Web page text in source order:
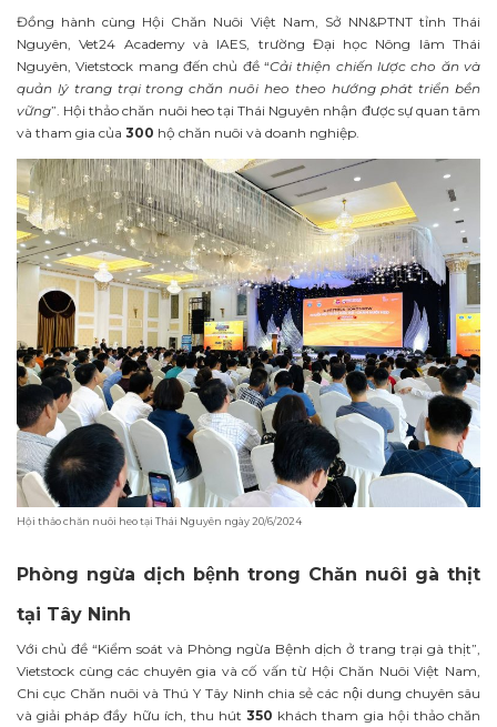
Đồng hành cùng Hội Chăn Nuôi Việt Nam, Sở NN&PTNT tỉnh Thái
Nguyên, Vet24 Academy và IAES, trường Đại học Nông lâm Thái
Nguyên, Vietstock mang đến chủ đề “Cải thiện chiến lược cho ăn và
quản lý trang trại trong chăn nuôi heo theo hướng phát triển bền
vững”. Hội thảo chăn nuôi heo tại Thái Nguyên nhận được sự quan tâm
và tham gia của 300 hộ chăn nuôi và doanh nghiệp.
Hội thảo chăn nuôi heo tại Thái Nguyên ngày 20/6/2024
Phòng ngừa dịch bệnh trong Chăn nuôi gà thịt
tại Tây Ninh
Với chủ đề “Kiểm soát và Phòng ngừa Bệnh dịch ở trang trại gà thịt”,
Vietstock cùng các chuyên gia và cố vấn từ Hội Chăn Nuôi Việt Nam,
Chi cục Chăn nuôi và Thú Y Tây Ninh chia sẻ các nội dung chuyên sâu
và giải pháp đầy hữu ích, thu hút350 khách tham gia hội thảo chăn